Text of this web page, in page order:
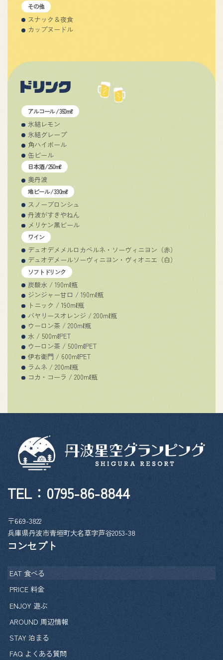
その他
スナック＆夜食
カップヌードル
ドリンク
アルコール / 350mℓ
氷結レモン
氷結グレープ
角ハイボール
缶ビール
日本酒 / 250mℓ
奥丹波
地ビール / 330mℓ
スノーブロンシュ
丹波がすきやねん
メリケン黒ビール
ワイン
デュオデメメルロカベルネ・ソーヴィニヨン（赤）
デュオデメールソーヴィニヨン・ヴィオニエ（白）
ソフトドリンク
炭酸水 / 190mℓ瓶
ジンジャー甘口 / 190mℓ瓶
トニック / 190mℓ瓶
バヤリースオレンジ / 200mℓ瓶
ウーロン茶 / 200mℓ瓶
水 / 500mℓPET
ウーロン茶 / 500mℓPET
伊右衛門 / 600mℓPET
ラムネ / 200mℓ瓶
コカ・コーラ / 200mℓ瓶
TEL： 0795-86-8844
〒669-3822
兵庫県丹波市青垣町大名草字芦谷2053-38
コンセプト
EAT 食べる
PRICE 料金
ENJOY 遊ぶ
AROUND 周辺情報
STAY 泊まる
FAQ よくある質問